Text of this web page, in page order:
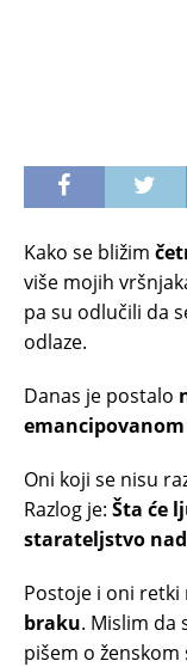
Kako se bližim
više mojih
pa su odlučili da
odlaze.
Danas je postalo
Oni koji se nisu
Razlog je: Šta će
starateljstvo
Postoje i oni retki
braku. Mislim da
pišem o